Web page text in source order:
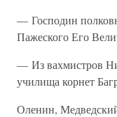
— Господин
Пажеского Его
— Из вахмистров
училища корнет
Оленин,